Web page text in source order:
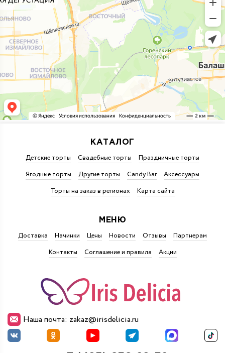
Наша почта: zakaz@irisdelicia.ru
КАТАЛОГ
Детские торты Свадебные торты
Праздничные торты
Ягодные торты
Другие торты Candy Bar
Аксессуары
Торты на заказ в регионах
Карта сайта
МЕНЮ
Доставка Начинки Цены Новости Отзывы
Партнерам
Контакты
Соглашение и правила Акции